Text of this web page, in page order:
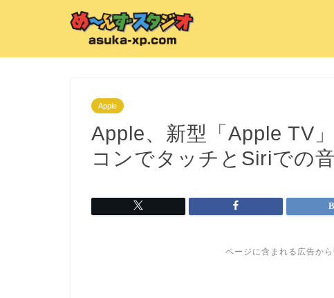
Apple
Apple、新型「Apple TV
コンでタッチとSiriでの
ページに含まれる広告か